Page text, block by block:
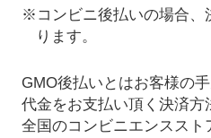
※コンビニ後払いの場合、
ります。
GMO後払いとはお客様の
代金をお支払い頂く決済方
全国のコンビニエンススト